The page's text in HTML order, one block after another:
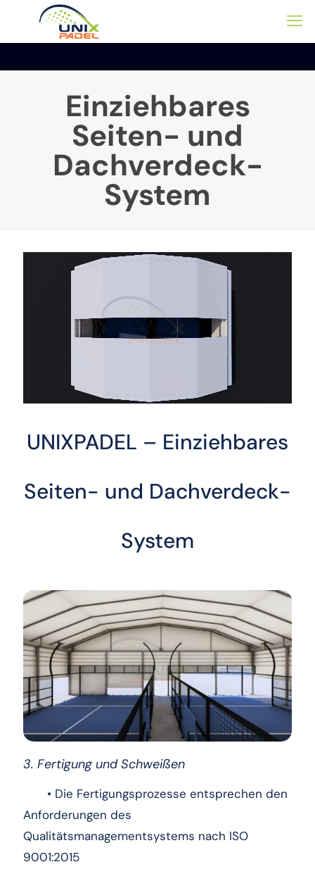
Einziehbares
Seiten- und
Dachverdeck-
System
UNIXPADEL – Einziehbares
Seiten- und Dachverdeck-
System
3. Fertigung und Schweißen
• Die Fertigungsprozesse entsprechen den
Anforderungen des
Qualitätsmanagementsystems nach ISO
9001:2015